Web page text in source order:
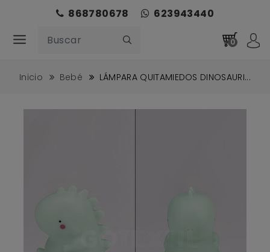
868780678 623943440
0
Inicio Bebé LÁMPARA QUITAMIEDOS DINOSAURI...